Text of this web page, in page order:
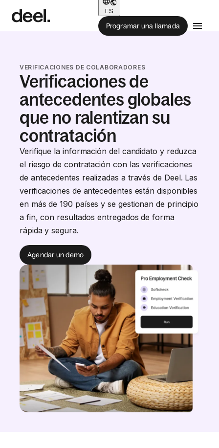
ES
Programar una llamada
VERIFICACIONES DE COLABORADORES
Verificaciones de
antecedentes globales
que no ralentizan su
contratación
Verifique la información del candidato y reduzca
el riesgo de contratación con las verificaciones
de antecedentes realizadas a través de Deel. Las
verificaciones de antecedentes están disponibles
en más de 190 países y se gestionan de principio
a fin, con resultados entregados de forma
rápida y segura.
Agendar un demo